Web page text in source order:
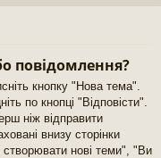
повідомлення?
кнопку "Нова тема".
по кнопці "Відповісти".
ніж відправити
внизу сторінки
нові теми", "Ви